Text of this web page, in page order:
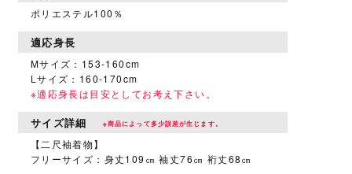
ポリエステル100％
適応身長
Mサイズ：153-160cm
Lサイズ：160-170cm
※適応身長は目安としてお考え下さい。
サイズ詳細 ※商品によって多少誤差が生じます。
【二尺袖着物】
フリーサイズ：身丈109㎝ 袖丈76㎝ 裄丈68㎝